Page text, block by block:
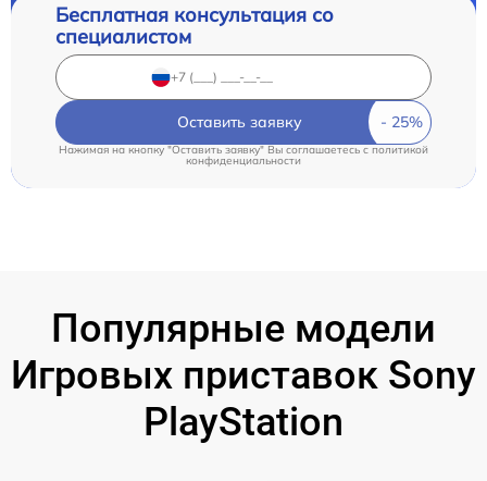
Бесплатная консультация со
специалистом
Оставить заявку
Нажимая на кнопку "Оставить заявку" Вы соглашаетесь cполитикой
конфиденциальности
Популярные модели
Игровых приставок Sony
PlayStation